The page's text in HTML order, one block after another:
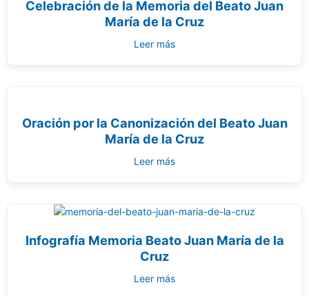
Celebración de la Memoria del Beato Juan
María de la Cruz
Leer más
Oración por la Canonización del Beato Juan
María de la Cruz
Leer más
Infografía Memoria Beato Juan María de la
Cruz
Leer más